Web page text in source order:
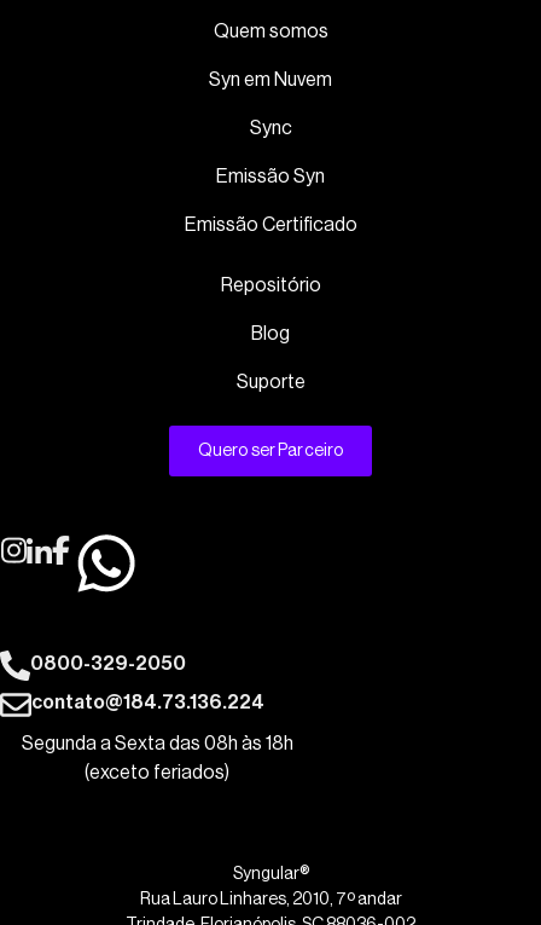
Quem somos
Syn em Nuvem
Sync
Emissão Syn
Emissão Certificado
Repositório
Blog
Suporte
Quero ser Parceiro
0800-329-2050
contato@184.73.136.224
Segunda a Sexta das 08h às 18h
(exceto feriados)
Syngular®
Rua Lauro Linhares, 2010, 7º andar